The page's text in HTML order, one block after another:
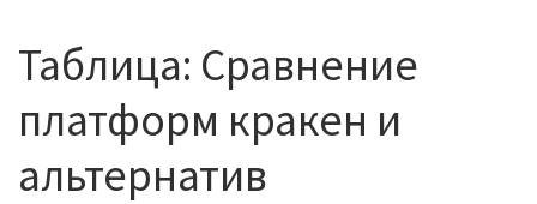
Таблица: Сравнение
платформ кракен и
альтернатив